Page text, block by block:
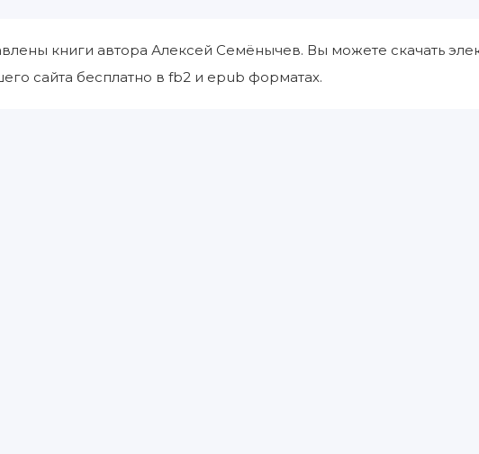
книги автора Алексей Семёнычев. Вы можете скачать
сайта бесплатно в fb2 и epub форматах.